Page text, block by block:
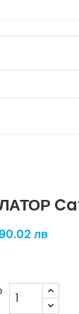
90.02 лв